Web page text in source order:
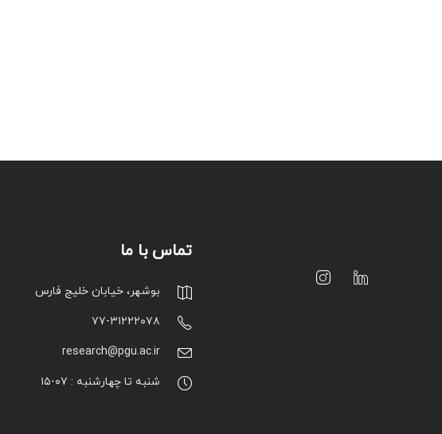
تماس با ما
بوشهر، خیابان خلیج فارس
۷۷-۳۱۲۲۲۰۷۸
research@pgu.ac.ir
شنبه تا چهارشنبه : ۰۷-۱۵